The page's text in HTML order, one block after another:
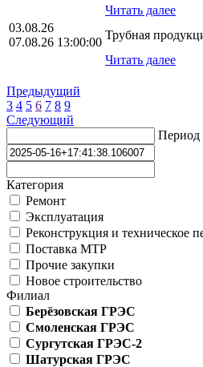
Читать далее
03.08.26
07.08.26 13:00:00
Трубная
Читать далее
Предыдущий
3 4 5 6 7 8 9
Следующий
Период
Категория
Ремонт
Эксплуатация
Реконструкция и техническое
Поставка МТР
Прочие закупки
Новое строительство
Филиал
Берёзовская ГРЭС
Смоленская ГРЭС
Сургутская ГРЭС-2
Шатурская ГРЭС